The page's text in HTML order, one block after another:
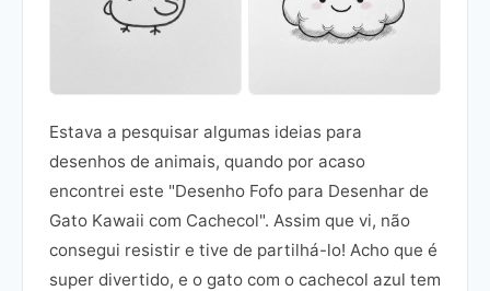
Estava a pesquisar algumas ideias para
desenhos de animais, quando por acaso
encontrei este "Desenho Fofo para Desenhar de
Gato Kawaii com Cachecol". Assim que vi, não
consegui resistir e tive de partilhá-lo! Acho que é
super divertido, e o gato com o cachecol azul tem